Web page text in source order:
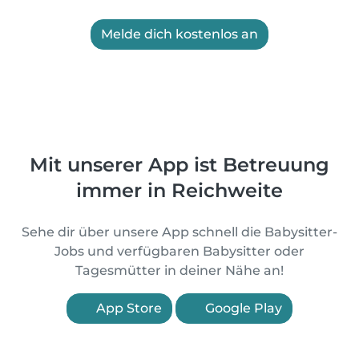
Melde dich kostenlos an
Mit unserer App ist Betreuung
immer in Reichweite
Sehe dir über unsere App schnell die Babysitter-
Jobs und verfügbaren Babysitter oder
Tagesmütter in deiner Nähe an!
App Store Google Play